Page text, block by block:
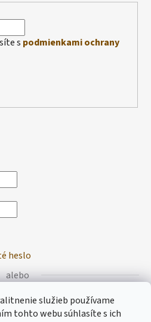
služieb používame
tohto webu súhlasíte s ich
s podmienkami ochrany
heslo
alebo
sa cez Facebook